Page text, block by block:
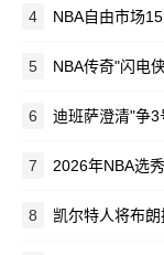
4 NBA自由市场
5 NBA传奇"闪电
6 迪班萨澄清"争
7 2026年NBA选
8 凯尔特人将布朗摆